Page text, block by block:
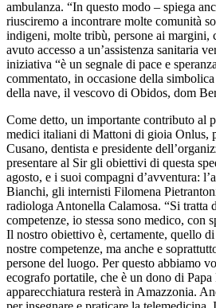
ambulanza. “In questo modo – spiega
riusciremo a incontrare molte comunità
indigeni, molte tribù, persone ai margini,
avuto accesso a un’assistenza sanitaria
iniziativa “è un segnale di pace e
commentato, in occasione della
della nave, il vescovo di Obidos, dom
Come detto, un importante contributo al
medici italiani di Mattoni di gioia Onlus,
Cusano, dentista e presidente
presentare al Sir gli obiettivi di questa
agosto, e i suoi compagni d’avventura:
Bianchi, gli internisti Filomena
radiologa Antonella Calamosa. “Si tratta
competenze, io stessa sono medico, con
Il nostro obiettivo è, certamente, quello
nostre competenze, ma anche e
persone del luogo. Per questo abbiamo
ecografo portatile, che è un dono di Papa
apparecchiatura resterà in Amazzonia.